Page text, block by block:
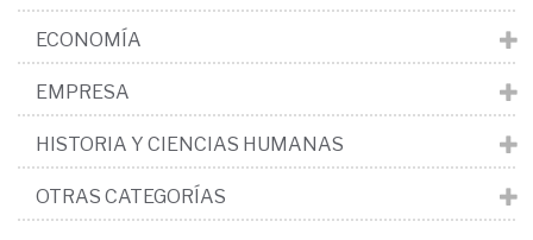
ECONOMÍA
EMPRESA
HISTORIA Y CIENCIAS HUMANAS
OTRAS CATEGORÍAS